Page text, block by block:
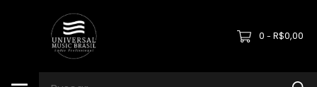
0 - R$0,00